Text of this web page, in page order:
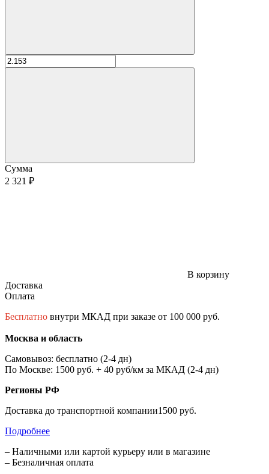
Сумма
2 321 ₽
В корзину
Доставка
Оплата
Бесплатно внутри МКАД при заказе от 100 000 руб.
Москва и область
Самовывоз: бесплатно (2-4 дн)
По Москве: 1500 руб. + 40 руб/км за МКАД (2-4 дн)
Регионы РФ
Доставка до транспортной компании1500 руб.
Подробнее
– Наличными или картой курьеру или в магазине
– Безналичная оплата